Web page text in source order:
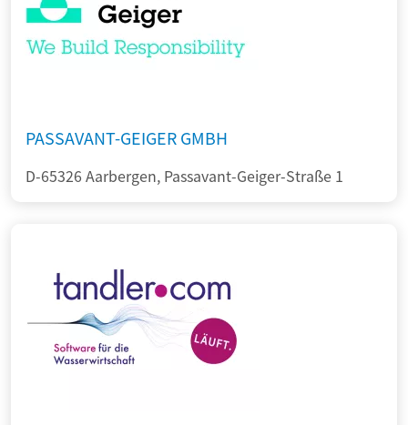
PASSAVANT-GEIGER GMBH
D-65326 Aarbergen, Passavant-Geiger-Straße 1